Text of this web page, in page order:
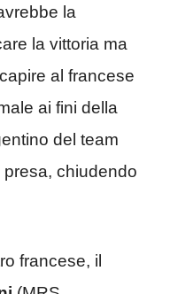
la
la vittoria ma
al francese
ai fini della
del team
chiudendo
francese, il